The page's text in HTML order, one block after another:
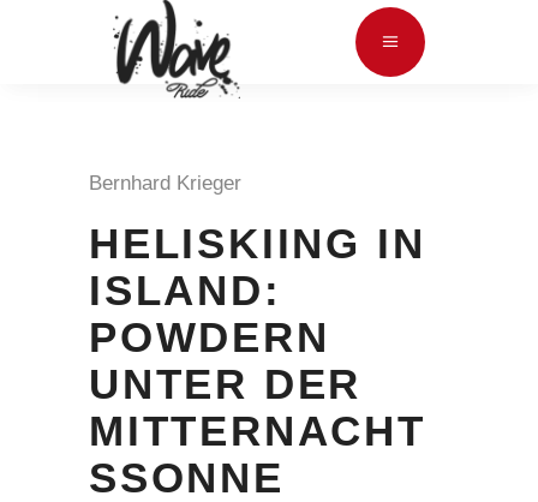
Bernhard Krieger
HELISKIING IN
ISLAND:
POWDERN
UNTER DER
MITTERNACHT
SSONNE